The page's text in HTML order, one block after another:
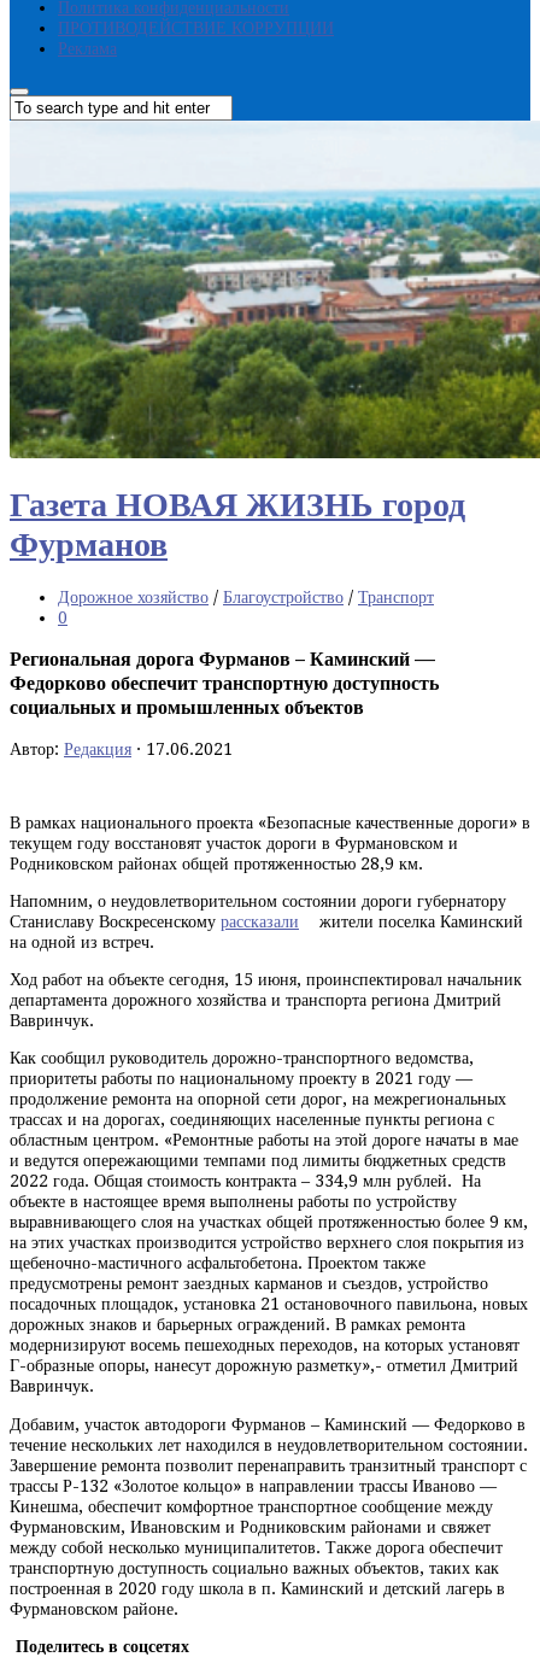
Политика конфиденциальности
ПРОТИВОДЕЙСТВИЕ КОРРУПЦИИ
Реклама
Газета НОВАЯ ЖИЗНЬ город
Фурманов
Дорожное хозяйство / Благоустройство / Транспорт
0
Региональная дорога Фурманов – Каминский —
Федорково обеспечит транспортную доступность
социальных и промышленных объектов
Автор: Редакция · 17.06.2021
В рамках национального проекта «Безопасные качественные дороги» в
текущем году восстановят участок дороги в Фурмановском и
Родниковском районах общей протяженностью 28,9 км.
Напомним, о неудовлетворительном состоянии дороги губернатору
Станиславу Воскресенскому рассказали
жители поселка Каминский
на одной из встреч.
Ход работ на объекте сегодня, 15 июня, проинспектировал начальник
департамента дорожного хозяйства и транспорта региона Дмитрий
Вавринчук.
Как сообщил руководитель дорожно-транспортного ведомства,
приоритеты работы по национальному проекту в 2021 году —
продолжение ремонта на опорной сети дорог, на межрегиональных
трассах и на дорогах, соединяющих населенные пункты региона с
областным центром. «Ремонтные работы на этой дороге начаты в мае
и ведутся опережающими темпами под лимиты бюджетных средств
2022 года. Общая стоимость контракта – 334,9 млн рублей. На
объекте в настоящее время выполнены работы по устройству
выравнивающего слоя на участках общей протяженностью более 9 км,
на этих участках производится устройство верхнего слоя покрытия из
щебеночно-мастичного асфальтобетона. Проектом также
предусмотрены ремонт заездных карманов и съездов, устройство
посадочных площадок, установка 21 остановочного павильона, новых
дорожных знаков и барьерных ограждений. В рамках ремонта
модернизируют восемь пешеходных переходов, на которых установят
Г-образные опоры, нанесут дорожную разметку»,- отметил Дмитрий
Вавринчук.
Добавим, участок автодороги Фурманов – Каминский — Федорково в
течение нескольких лет находился в неудовлетворительном состоянии.
Завершение ремонта позволит перенаправить транзитный транспорт с
трассы Р-132 «Золотое кольцо» в направлении трассы Иваново —
Кинешма, обеспечит комфортное транспортное сообщение между
Фурмановским, Ивановским и Родниковским районами и свяжет
между собой несколько муниципалитетов. Также дорога обеспечит
транспортную доступность социально важных объектов, таких как
построенная в 2020 году школа в п. Каминский и детский лагерь в
Фурмановском районе.
Поделитесь в соцсетях